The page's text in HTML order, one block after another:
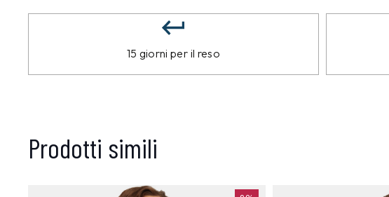
15 giorni per il reso
Prodotti simili